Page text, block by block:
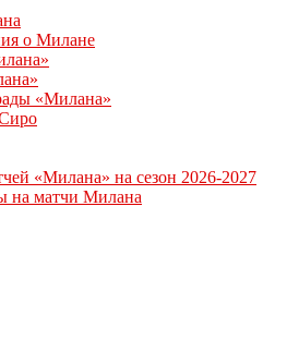
о Милане
«Милана»
«Милана» на сезон 2026-2027
на матчи Милана